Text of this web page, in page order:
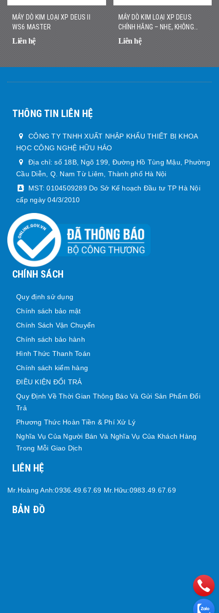
MÁY DÒ KIM LOẠI XP DEUS II
WS6 MASTER
Liên hệ
MÁY DÒ KIM LOẠI XP DEUS
CHÍNH HÃNG – NHẸ, KHÔNG
DÂY, DÒ NHANH CHÍNH XÁC
Liên hệ
THÔNG TIN LIÊN HỆ
CÔNG TY TNHH XUẤT NHẬP KHẨU THIẾT BỊ KHOA
HỌC CÔNG NGHỆ HỮU HẢO
Địa chỉ: số 18B, Ngõ 199, Đường Hồ Tùng Mậu, Phường
Cầu Diễn, Q. Nam Từ Liêm, Thành phố Hà Nội
MST: 0104509289 Do Sở Kế hoạch Đầu tư TP Hà Nội
cấp ngày 04/3/2010
CHÍNH SÁCH
Quy định sử dụng
Chính sách bảo mật
Chính Sách Vận Chuyển
Chính sách bảo hành
Hình Thức Thanh Toán
Chính sách kiểm hàng
ĐIỀU KIỆN ĐỔI TRẢ
Quy Định Về Thời Gian Thông Báo Và Gửi Sản Phẩm Đổi
Trả
Phương Thức Hoàn Tiền & Phí Xử Lý
Nghĩa Vụ Của Người Bán Và Nghĩa Vụ Của Khách Hàng
Trong Mỗi Giao Dịch
LIÊN HỆ
Mr.Hoàng Anh:0936.49.67.69 Mr.Hữu:0983.49.67.69
BẢN ĐỒ